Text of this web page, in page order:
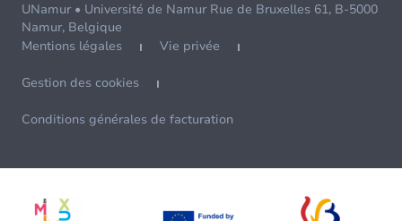
UNamur • Université de Namur Rue de Bruxelles 61, B-5000
Namur, Belgique
Mentions légales
Vie privée
Gestion des cookies
Conditions générales de facturation